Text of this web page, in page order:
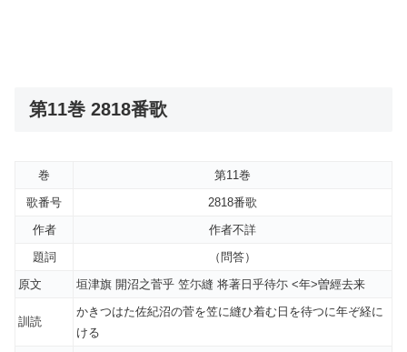
第11巻 2818番歌
巻
第11巻
歌番号
2818番歌
作者
作者不詳
題詞
（問答）
原文
垣津旗 開沼之菅乎 笠尓縫 将著日乎待尓 <年>曽經去来
訓読
かきつはた佐紀沼の菅を笠に縫ひ着む日を待つに年ぞ経に
ける